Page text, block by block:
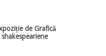
de Grafică